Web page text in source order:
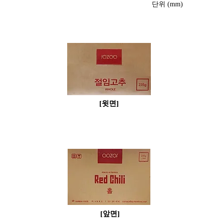
단위 (mm)
​[윗면]
​[앞면]